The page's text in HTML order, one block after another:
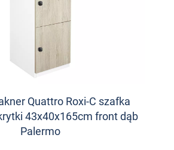
Quattro Roxi-C szafka
43x40x165cm front dąb
Palermo